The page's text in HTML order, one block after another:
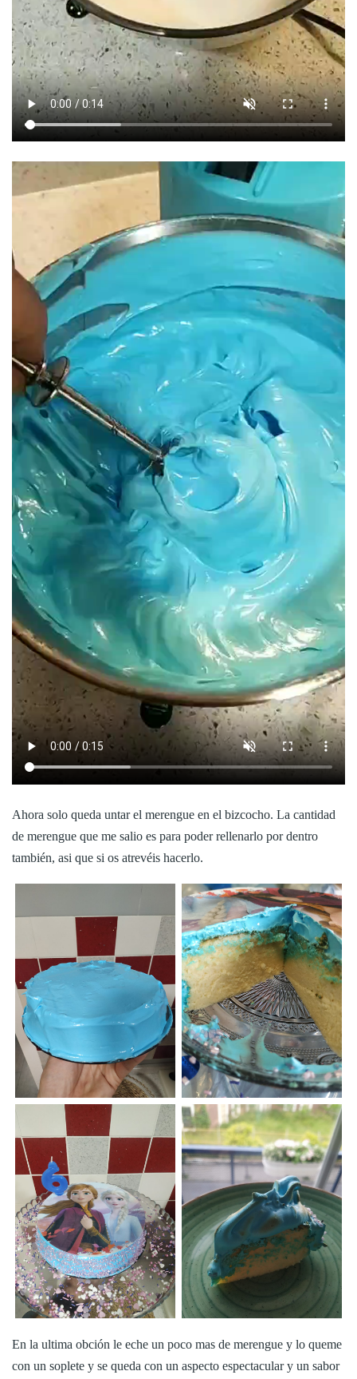
Ahora solo queda untar el merengue en el bizcocho. La cantidad
de merengue que me salio es para poder rellenarlo por dentro
también, asi que si os atrevéis hacerlo.
En la ultima obción le eche un poco mas de merengue y lo queme
con un soplete y se queda con un aspecto espectacular y un sabor